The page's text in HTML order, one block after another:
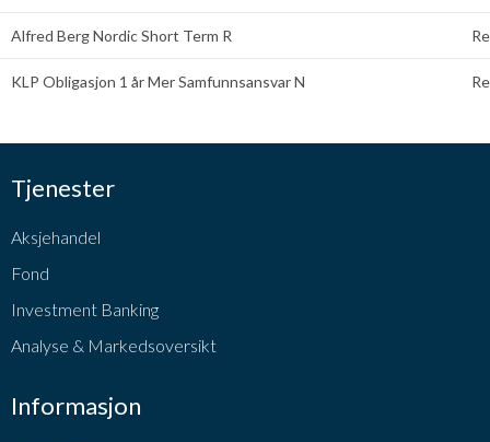
Alfred Berg Nordic Short Term R
KLP Obligasjon 1 år Mer Samfunnsansvar N
Tjenester
Aksjehandel
Fond
Investment Banking
Analyse & Markedsoversikt
Informasjon